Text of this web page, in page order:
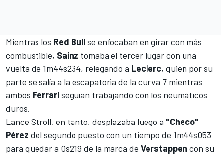
Mientras los Red Bullse enfocaban en girar con más
combustible, Sainz tomaba el tercer lugar con una
vuelta de 1m44s234, relegando a Leclerc, quien por su
parte se salía a la escapatoria de la curva 7 mientras
ambos Ferrariseguían trabajando con los neumáticos
duros.
Lance Stroll, en tanto, desplazaba luego a "Checo"
Pérez del segundo puesto con un tiempo de 1m44s053
para quedar a 0s219 de la marca de Verstappen con su